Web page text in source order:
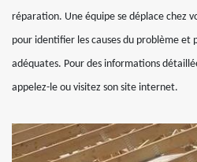
réparation. Une équipe se déplace chez
pour identifier les causes du problème et
adéquates. Pour des informations
appelez-le ou visitez son site internet.